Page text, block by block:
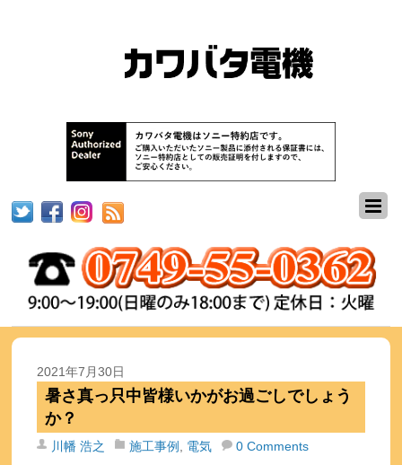
2021年7月30日
暑さ真っ只中皆様いかがお過ごしでしょう
か？
川幡 浩之 施工事例 , 電気 0 Comments